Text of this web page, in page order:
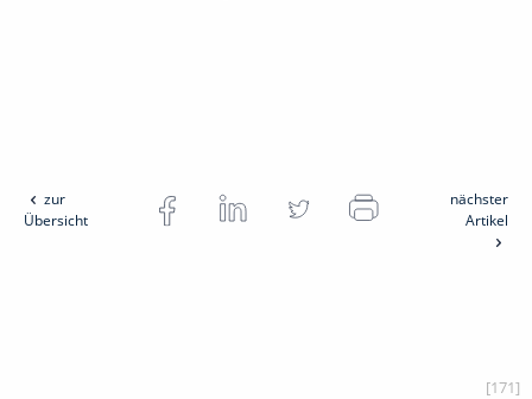
zur
Übersicht
nächster
Artikel
[171]